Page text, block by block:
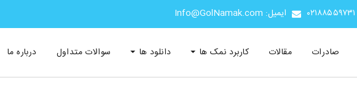
۰۲۱۸۸۵۵۹۷۳۱ ایمیل: Info@GolNamak.com
صادرات مقالات کاربرد نمک ها دانلود ها سوالات متداول درباره ما